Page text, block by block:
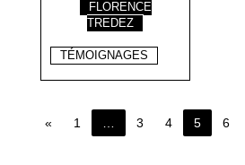
FLORENCE
TREDEZ
TÉMOIGNAGES
« 1 … 3 4 5 6